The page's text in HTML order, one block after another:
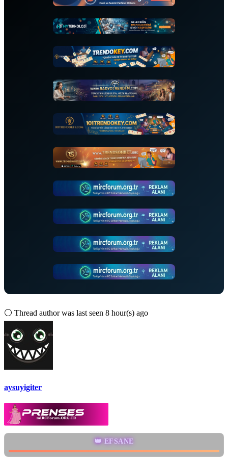
⚪ Thread author was last seen 8 hour(s) ago
aysuyigiter
👑 EFSANE